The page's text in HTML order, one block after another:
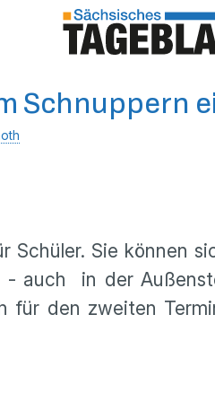
Schnuppern
Sie können
auch in der
für den zweiten